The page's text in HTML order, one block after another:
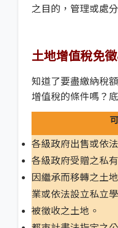
之目的，管理或處
土地增值稅免
知道了要盡繳納稅
增值稅的條件嗎？
各級政府出售或依
各級政府受贈之私
因繼承而移轉之土
業或依法設立私立
被徵收之土地。